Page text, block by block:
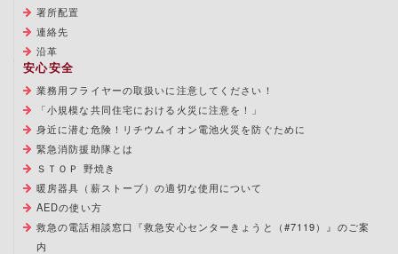
署所配置
連絡先
沿革
安心安全
業務用フライヤーの取扱いに注意してください！
「小規模な共同住宅における火災に注意を！」
身近に潜む危険！リチウムイオン電池火災を防ぐために
緊急消防援助隊とは
ＳＴＯＰ 野焼き
暖房器具（薪ストーブ）の適切な使用について
AEDの使い方
救急の電話相談窓口『救急安心センターきょうと（#7119）』のご案
内